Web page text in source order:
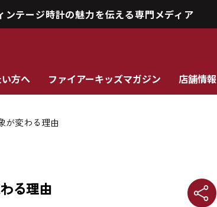
ンテージ時計の魅力を伝える専門メディア
方へ ファイアーキッズマガジン 店舗情報
が変わる理由
る理由